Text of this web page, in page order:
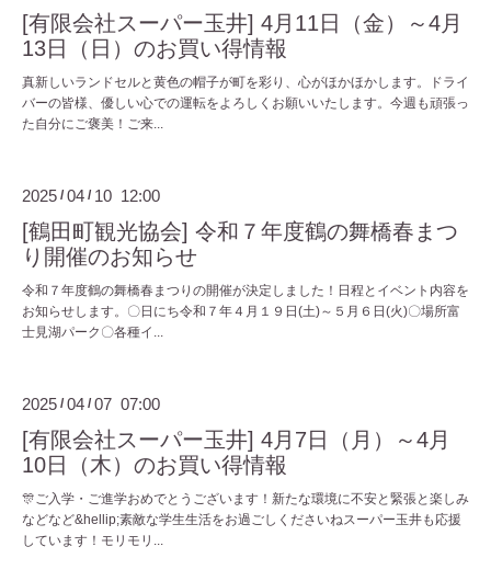
[有限会社スーパー玉井] 4月11日（金）～4月
13日（日）のお買い得情報
真新しいランドセルと黄色の帽子が町を彩り、心がほかほかします。ドライ
バーの皆様、優しい心での運転をよろしくお願いいたします。今週も頑張っ
た自分にご褒美！ご来...
2025 /04 / 10 12:00
[鶴田町観光協会] 令和７年度鶴の舞橋春まつ
り開催のお知らせ
令和７年度鶴の舞橋春まつりの開催が決定しました！日程とイベント内容を
お知らせします。〇日にち令和７年４月１９日(土)～５月６日(火)〇場所富
士見湖パーク〇各種イ...
2025 /04 /07 07:00
[有限会社スーパー玉井] 4月7日（月）～4月
10日（木）のお買い得情報
🎊ご入学・ご進学おめでとうございます！新たな環境に不安と緊張と楽しみ
などなど&hellip;素敵な学生生活をお過ごしくださいねスーパー玉井も応援
しています！モリモリ...